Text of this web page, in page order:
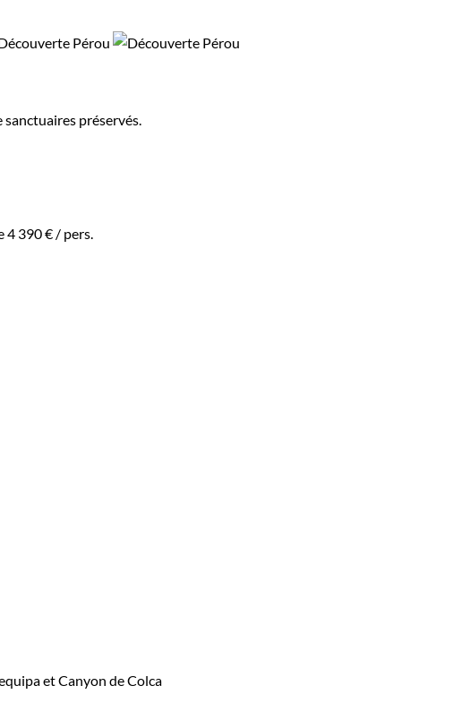
préservés.
4 390 € / pers.